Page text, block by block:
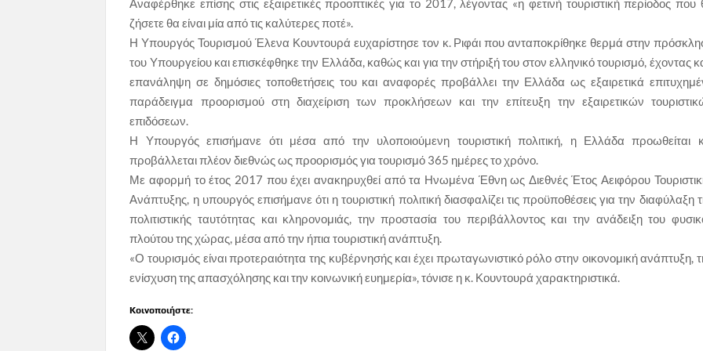
Αναφέρθηκε επίσης στις εξαιρετικές προοπτικές για το 2017, λέγοντας «η φετινή τουριστική περίοδος που
ζήσετε θα είναι μία από τις καλύτερες ποτέ».
Η Υπουργός Τουρισμού Έλενα Κουντουρά ευχαρίστησε τον κ. Ριφάι που ανταποκρίθηκε θερμά στην
του Υπουργείου και επισκέφθηκε την Ελλάδα, καθώς και για την στήριξή του στον ελληνικό τουρισμό, έχοντας
επανάληψη σε δημόσιες τοποθετήσεις του και αναφορές προβάλλει την Ελλάδα ως εξαιρετικά
παράδειγμα προορισμού στη διαχείριση των προκλήσεων και την επίτευξη την εξαιρετικών
επιδόσεων.
Η Υπουργός επισήμανε ότι μέσα από την υλοποιούμενη τουριστική πολιτική, η Ελλάδα προωθείται
προβάλλεται πλέον διεθνώς ως προορισμός για τουρισμό 365 ημέρες το χρόνο.
Με αφορμή το έτος 2017 που έχει ανακηρυχθεί από τα Ηνωμένα Έθνη ως Διεθνές Έτος Αειφόρου
Ανάπτυξης, η υπουργός επισήμανε ότι η τουριστική πολιτική διασφαλίζει τις προϋποθέσεις για την διαφύλαξη
πολιτιστικής ταυτότητας και κληρονομιάς, την προστασία του περιβάλλοντος και την ανάδειξη του
πλούτου της χώρας, μέσα από την ήπια τουριστική ανάπτυξη.
«Ο τουρισμός είναι προτεραιότητα της κυβέρνησής και έχει πρωταγωνιστικό ρόλο στην οικονομική ανάπτυξη,
ενίσχυση της απασχόλησης και την κοινωνική ευημερία», τόνισε η κ. Κουντουρά χαρακτηριστικά.
Κοινοποιήστε: